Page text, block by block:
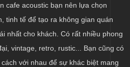
cafe acoustic bạn nên lựa chọn
tinh tế để tạo ra không gian quán
nhất cho khách. Có rất nhiều phong
vintage, retro, rustic... Bạn cũng có
với nhau để sự khác biệt mang